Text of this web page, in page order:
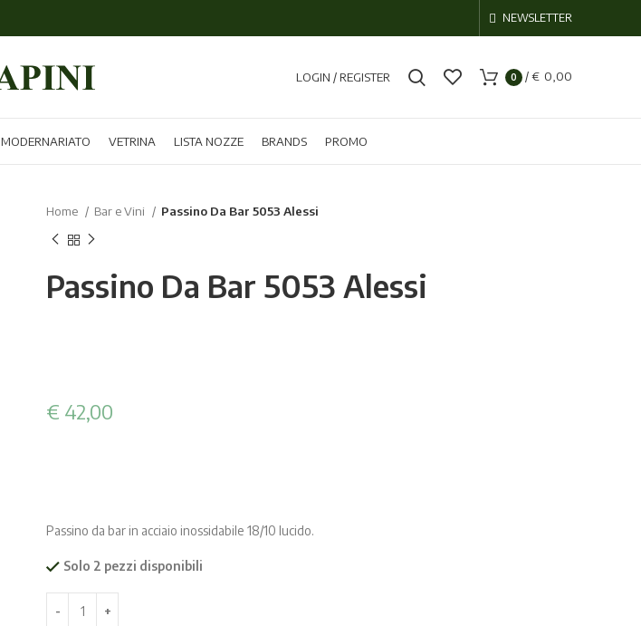
NEWSLETTER
LOGIN / REGISTER 0 /€ 0,00
MODERNARIATO VETRINA LISTA NOZZE BRANDS PROMO
Home Bar e Vini Passino Da Bar 5053 Alessi
Passino Da Bar 5053 Alessi
€ 42,00
Passino da bar in acciaio inossidabile 18/10 lucido.
Solo 2 pezzi disponibili